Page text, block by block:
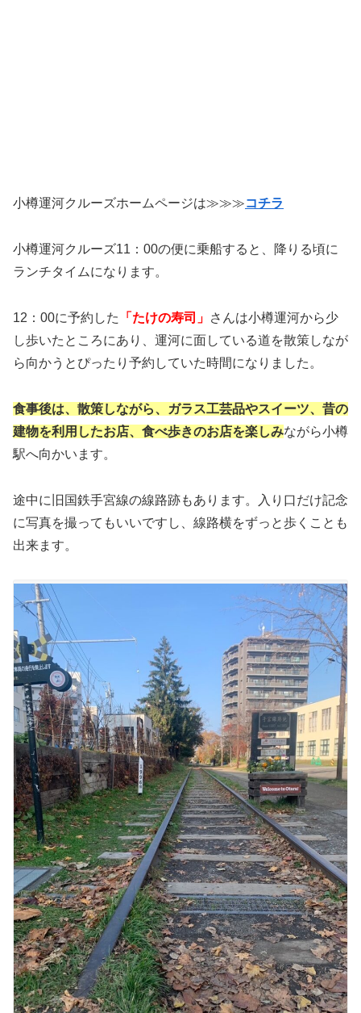
小樽運河クルーズホームページは≫≫≫コチラ
小樽運河クルーズ11：00の便に乗船すると、降りる頃に
ランチタイムになります。
12：00に予約した 「たけの寿司」 さんは小樽運河から少
し歩いたところにあり、運河に面している道を散策しなが
ら向かうとぴったり予約していた時間になりました。
食事後は、散策しながら、ガラス工芸品やスイーツ、昔の
建物を利用したお店、食べ歩きのお店を楽しみながら小樽
駅へ向かいます。
途中に旧国鉄手宮線の線路跡もあります。入り口だけ記念
に写真を撮ってもいいですし、線路横をずっと歩くことも
出来ます。